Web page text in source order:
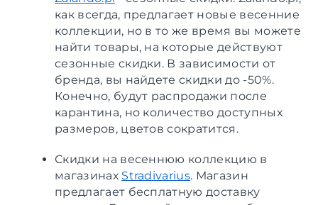
как всегда, предлагает новые весенние
коллекции, но в то же время вы можете
найти товары, на которые действуют
сезонные скидки. В зависимости от
бренда, вы найдете скидки до -50%.
Конечно, будут распродажи после
карантина, но количество доступных
размеров, цветов сократится.
Скидки на весеннюю коллекцию в
магазинах Stradivarius. Магазин
предлагает бесплатную доставку